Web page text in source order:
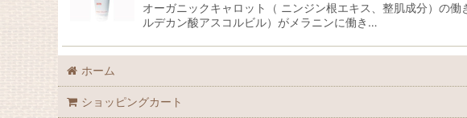
オーガニックキャロット（ ニンジン根エキス、整肌成分）の
ルデカン酸アスコルビル）がメラニンに働き…
ホーム
ショッピングカート